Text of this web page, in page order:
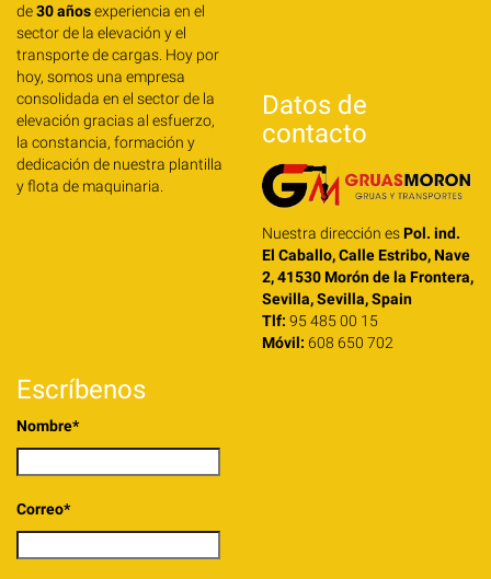
de30 añosexperiencia en el
sector de la elevación y el
transporte de cargas. Hoy por
hoy, somos una empresa
consolidada en el sector de la
elevación gracias al esfuerzo,
la constancia, formación y
dedicación de nuestra plantilla
y flota de maquinaria.
Datos de
contacto
Nuestra dirección esPol. ind.
El Caballo, Calle Estribo, Nave
2, 41530 Morón de la Frontera,
Sevilla, Sevilla, Spain
Tlf: 95 485 00 15
Móvil: 608 650 702
Escríbenos
Nombre*
Correo*